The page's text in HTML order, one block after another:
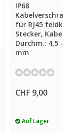
IP68
für RJ45
Stecker, Kabel-
Durchm.: 4,5 -
mm
CHF 9,00
Auf Lager